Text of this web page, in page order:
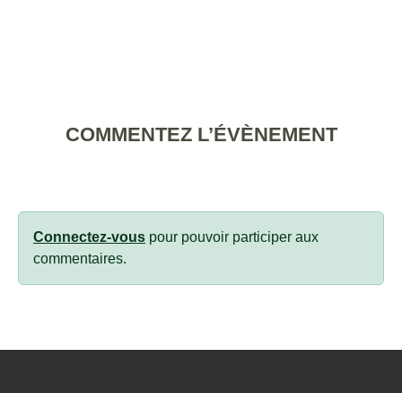
COMMENTEZ L’ÉVÈNEMENT
Connectez-vous pour pouvoir participer aux
commentaires.